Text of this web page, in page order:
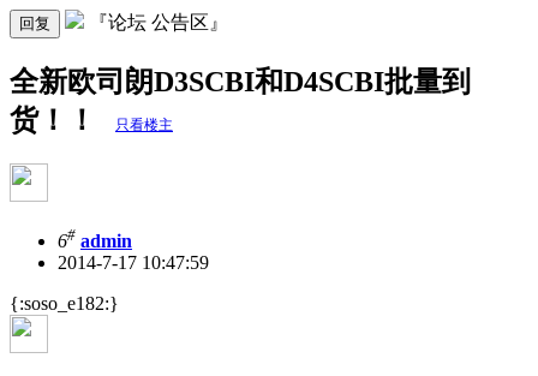
回复 『论坛 公告区』
全新欧司朗D3SCBI和D4SCBI批量到
货！！
只看楼主
6# admin
2014-7-17 10:47:59
{:soso_e182:}